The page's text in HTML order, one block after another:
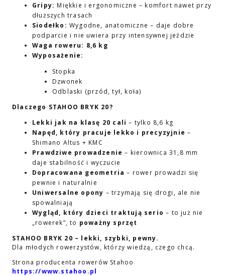
Gripy: Miękkie i ergonomiczne – komfort nawet przy
dłuższych trasach
Siodełko: Wygodne, anatomiczne – daje dobre
podparcie i nie uwiera przy intensywnej jeździe
Waga roweru: 8,6 kg
Wyposażenie:
Stopka
Dzwonek
Odblaski (przód, tył, koła)
Dlaczego STAHOO BRYK 20?
Lekki jak na klasę 20 cali – tylko 8,6 kg
Napęd, który pracuje lekko i precyzyjnie –
Shimano Altus + KMC
Prawdziwe prowadzenie – kierownica 31,8 mm
daje stabilność i wyczucie
Dopracowana geometria – rower prowadzi się
pewnie i naturalnie
Uniwersalne opony – trzymają się drogi, ale nie
spowalniają
Wygląd, który dzieci traktują serio – to już nie
„rowerek”, to poważny sprzęt
STAHOO BRYK 20 – lekki, szybki, pewny.
Dla młodych rowerzystów, którzy wiedzą, czego chcą.
Strona producenta rowerów Stahoo
https://www.stahoo.pl